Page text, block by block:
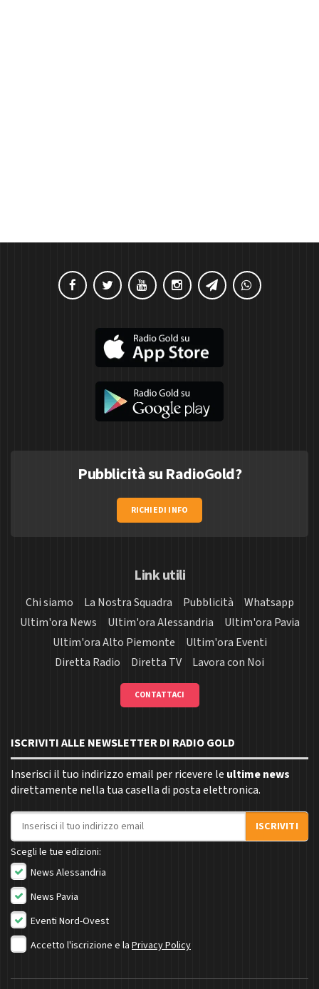
Pubblicità su RadioGold?
RICHIEDI INFO
Link utili
Chi siamo La Nostra Squadra Pubblicità
Whatsapp
Ultim'ora News
Ultim'ora Alessandria
Ultim'ora Pavia
Ultim'ora Alto Piemonte
Ultim'ora Eventi
Diretta Radio
Diretta TV Lavora con Noi
CONTATTACI
ISCRIVITI ALLE NEWSLETTER DI RADIO GOLD
Inserisci il tuo indirizzo email per ricevere le ultime news
direttamente nella tua casella di posta elettronica.
Indirizzo email
ISCRIVITI
Scegli le tue edizioni:
News Alessandria
News Pavia
Eventi Nord-Ovest
Accetto l'iscrizione e la Privacy Policy